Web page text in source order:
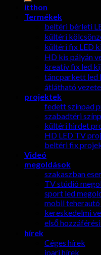
itthon
Termékek
beltéri bérleti
kültéri
kültéri fix LED
HD kis pályán
kreatív fix led
táncparkett led
átlátható
projektek
fedett színpad
szabadtéri
kültéri hirdet
HD LED TV
beltéri fix
Videó
megoldások
szakaszban
TV stúdió
sport led
mobil teherautó
kereskedelmi
első
hírek
Céges hírek
ipari hírek